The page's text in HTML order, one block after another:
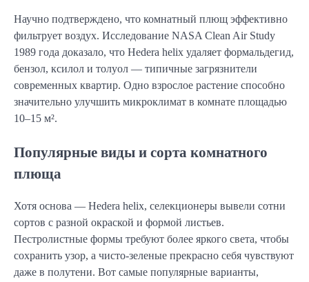
Научно подтверждено, что комнатный плющ эффективно
фильтрует воздух. Исследование NASA Clean Air Study
1989 года доказало, что Hedera helix удаляет формальдегид,
бензол, ксилол и толуол — типичные загрязнители
современных квартир. Одно взрослое растение способно
значительно улучшить микроклимат в комнате площадью
10–15 м².
Популярные виды и сорта комнатного
плюща
Хотя основа — Hedera helix, селекционеры вывели сотни
сортов с разной окраской и формой листьев.
Пестролистные формы требуют более яркого света, чтобы
сохранить узор, а чисто-зеленые прекрасно себя чувствуют
даже в полутени. Вот самые популярные варианты,